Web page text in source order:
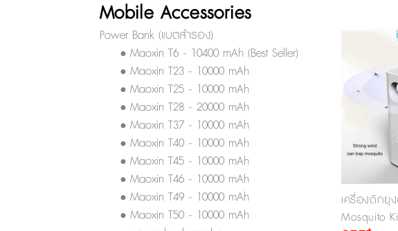
Mobile Accessories
Power Bank (แบตสำรอง)
• Maoxin T6 - 10400 mAh (Best Seller)
• Maoxin T23 - 10000 mAh
• Maoxin T25 - 10000 mAh
• Maoxin T28 - 20000 mAh
• Maoxin T37 - 10000 mAh
• Maoxin T40 - 10000 mAh
• Maoxin T45 - 10000 mAh
• Maoxin T46 - 10000 mAh
• Maoxin T49 - 10000 mAh
• Maoxin T50 - 10000 mAh
เครื่องดักยุ
Mosquito